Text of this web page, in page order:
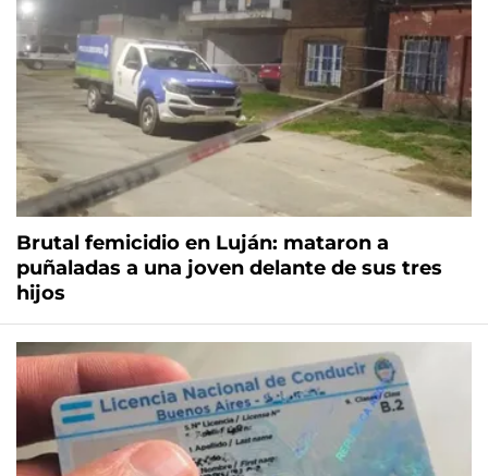
Brutal femicidio en Luján: mataron a
puñaladas a una joven delante de sus tres
hijos